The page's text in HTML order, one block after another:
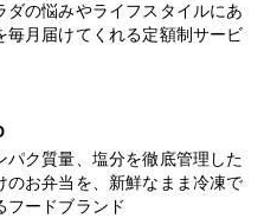
ダの悩みやライフスタイルにあ
毎月届けてくれる定額制サービ
パク質量、塩分を徹底管理した
のお弁当を、新鮮なまま冷凍で
フードブランド